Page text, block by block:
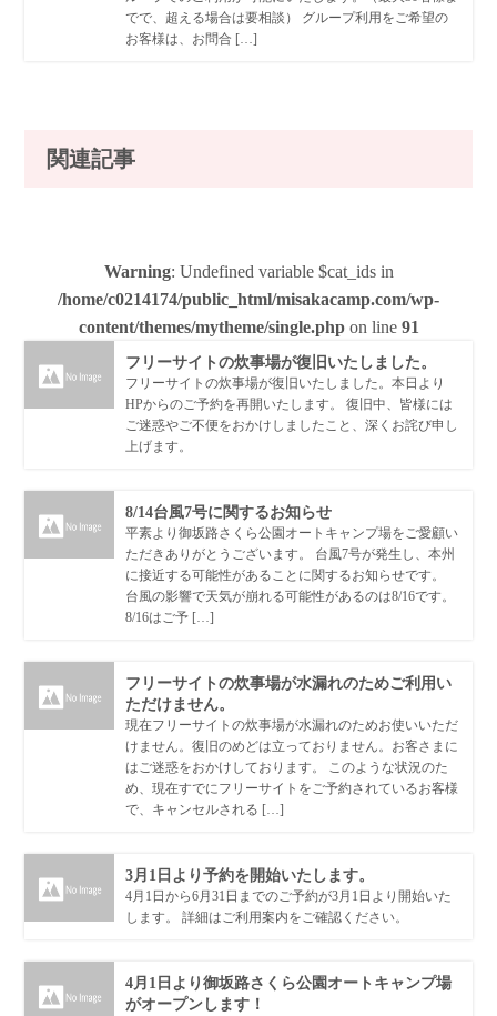
でで、超える場合は要相談） グループ利用をご希望の
お客様は、お問合 […]
関連記事
Warning: Undefined variable $cat_ids in
/home/c0214174/public_html/misakacamp.com/wp-
content/themes/mytheme/single.phpon line 91
フリーサイトの炊事場が復旧いたしました。
フリーサイトの炊事場が復旧いたしました。本日より
HPからのご予約を再開いたします。 復旧中、皆様には
ご迷惑やご不便をおかけしましたこと、深くお詫び申し
上げます。
8/14台風7号に関するお知らせ
平素より御坂路さくら公園オートキャンプ場をご愛顧い
ただきありがとうございます。 台風7号が発生し、本州
に接近する可能性があることに関するお知らせです。
台風の影響で天気が崩れる可能性があるのは8/16です。
8/16はご予 […]
フリーサイトの炊事場が水漏れのためご利用い
ただけません。
現在フリーサイトの炊事場が水漏れのためお使いいただ
けません。復旧のめどは立っておりません。お客さまに
はご迷惑をおかけしております。 このような状況のた
め、現在すでにフリーサイトをご予約されているお客様
で、キャンセルされる […]
3月1日より予約を開始いたします。
4月1日から6月31日までのご予約が3月1日より開始いた
します。 詳細はご利用案内をご確認ください。
4月1日より御坂路さくら公園オートキャンプ場
がオープンします！